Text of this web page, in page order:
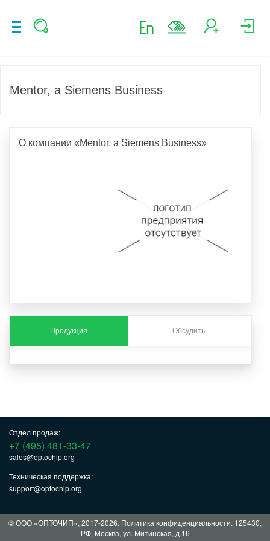
Mentor, a Siemens Business
О компании «Mentor, a Siemens Business»
Продукция Обсудить
Отдел продаж:
+7 (495) 481-33-47
sales@optochip.org
Техническая поддержка:
support@optochip.org
© ООО «ОПТОЧИП», 2017-2026. Политика конфиденциальности. 125430,
РФ, Москва, ул. Митинская, д.16